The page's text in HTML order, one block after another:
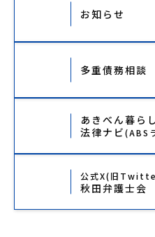
お知らせ
多重債務相談
あきべん暮ら
法律ナビ(ABS
公式X(旧
秋田弁護士会